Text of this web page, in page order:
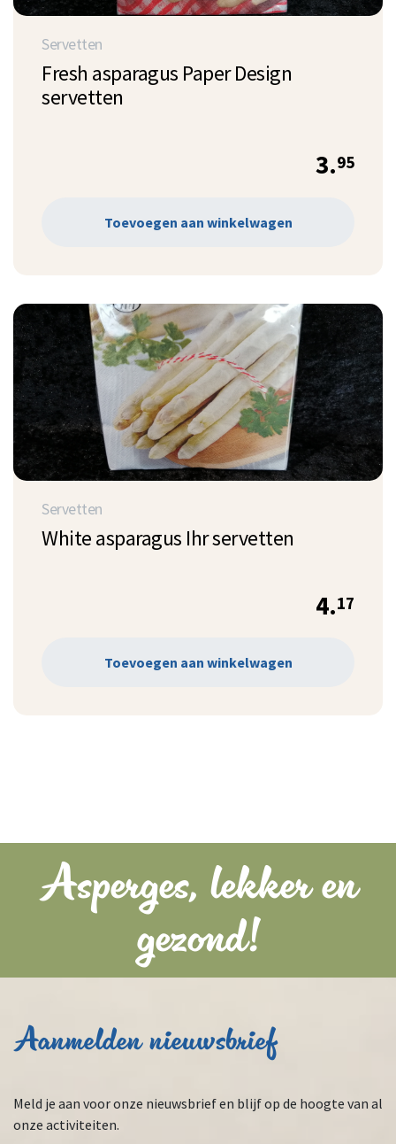
Servetten
Fresh asparagus Paper Design
servetten
3.95
Toevoegen aan winkelwagen
Servetten
White asparagus Ihr servetten
4.17
Toevoegen aan winkelwagen
Asperges, lekker en
gezond!
Aanmelden nieuwsbrief
Meld je aan voor onze nieuwsbrief en blijf op de hoogte van al
onze activiteiten.